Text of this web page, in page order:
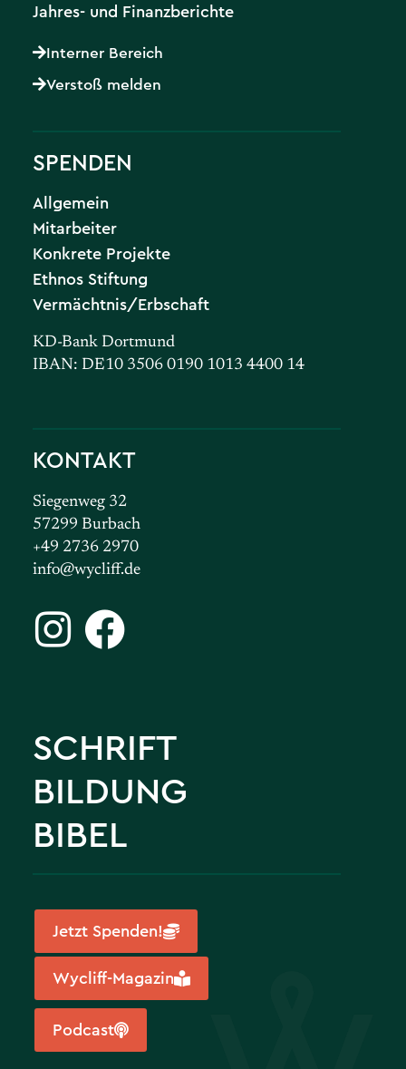
KONTAKT
Siegenweg 32
57299 Burbach
+49 2736 2970
info@wycliff.de
SPENDEN
Allgemein
Mitarbeiter
Konkrete Projekte
Ethnos Stiftung
Vermächtnis/Erbschaft
KD-Bank Dortmund
IBAN: DE10 3506 0190 1013 4400 14
Jahres- und Finanzberichte
Interner Bereich
Verstoß melden
SCHRIFT
BILDUNG
BIBEL
Jetzt Spenden!
Wycliff-Magazin
Podcast